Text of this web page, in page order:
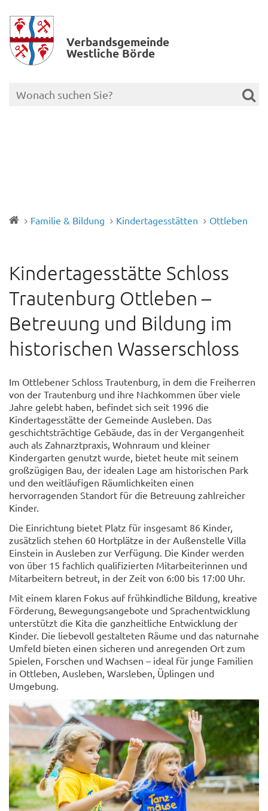
Verbands­gemeinde
Westliche Börde
Familie & Bildung Kindertagesstätten Ottleben
Kindertagesstätte Schloss
Trautenburg Ottleben –
Betreuung und Bildung im
historischen Wasserschloss
Im Ottlebener Schloss Trautenburg, in dem die Freiherren
von der Trautenburg und ihre Nachkommen über viele
Jahre gelebt haben, befindet sich seit 1996 die
Kindertagesstätte der Gemeinde Ausleben. Das
geschichtsträchtige Gebäude, das in der Vergangenheit
auch als Zahnarztpraxis, Wohnraum und kleiner
Kindergarten genutzt wurde, bietet heute mit seinem
großzügigen Bau, der idealen Lage am historischen Park
und den weitläufigen Räumlichkeiten einen
hervorragenden Standort für die Betreuung zahlreicher
Kinder.
Die Einrichtung bietet Platz für insgesamt 86 Kinder,
zusätzlich stehen 60 Hortplätze in der Außenstelle Villa
Einstein in Ausleben zur Verfügung. Die Kinder werden
von über 15 fachlich qualifizierten Mitarbeiterinnen und
Mitarbeitern betreut, in der Zeit von 6:00 bis 17:00 Uhr.
Mit einem klaren Fokus auf frühkindliche Bildung, kreative
Förderung, Bewegungsangebote und Sprachentwicklung
unterstützt die Kita die ganzheitliche Entwicklung der
Kinder. Die liebevoll gestalteten Räume und das naturnahe
Umfeld bieten einen sicheren und anregenden Ort zum
Spielen, Forschen und Wachsen – ideal für junge Familien
in Ottleben, Ausleben, Warsleben, Üplingen und
Umgebung.